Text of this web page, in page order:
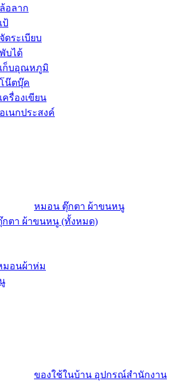
อลาก
ป้
ดระเบียบ
บได้
เก็บอุณหภูมิ
น๊ตบุ๊ค
ครื่องเขียน
เนกประสงค์
หมอน ตุ๊กตา ผ้าขนหนู
ตา ผ้าขนหนู (ทั้งหมด)
อนผ้าห่ม
ของใช้ในบ้าน อุปกรณ์สำนักงาน